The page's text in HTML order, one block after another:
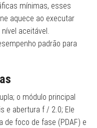
mínimas, esses
aquece ao executar
aceitável.
padrão para
o módulo principal
e abertura f / 2.0; Ele
foco de fase (PDAF) e